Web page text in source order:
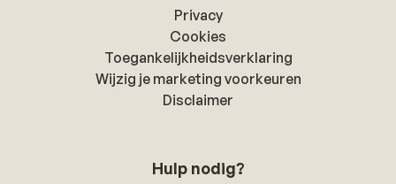
Privacy
Cookies
Toegankelijkheidsverklaring
Wijzig je marketing voorkeuren
Disclaimer
Hulp nodig?